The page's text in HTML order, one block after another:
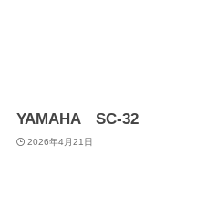
YAMAHA SC-32
2026年4月21日